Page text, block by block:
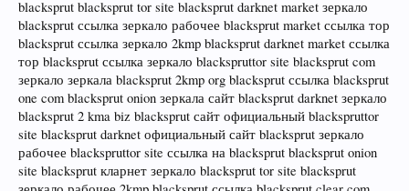
blacksprut blacksprut tor site blacksprut darknet market зеркало
blacksprut ссылка зеркало рабочее blacksprut market ссылка тор
blacksprut ссылка зеркало 2kmp blacksprut darknet market ссылка
тор blacksprut ссылка зеркало blackspruttor site blacksprut com
зеркало зеркала blacksprut 2kmp org blacksprut ссылка blacksprut
one com blacksprut onion зеркала сайт blacksprut darknet зеркало
blacksprut 2 kma biz blacksprut сайт официальный blackspruttor
site blacksprut darknet официальный сайт blacksprut зеркало
рабочее blackspruttor site ссылка на blacksprut blacksprut onion
site blacksprut кларнет зеркало blacksprut tor site blacksprut